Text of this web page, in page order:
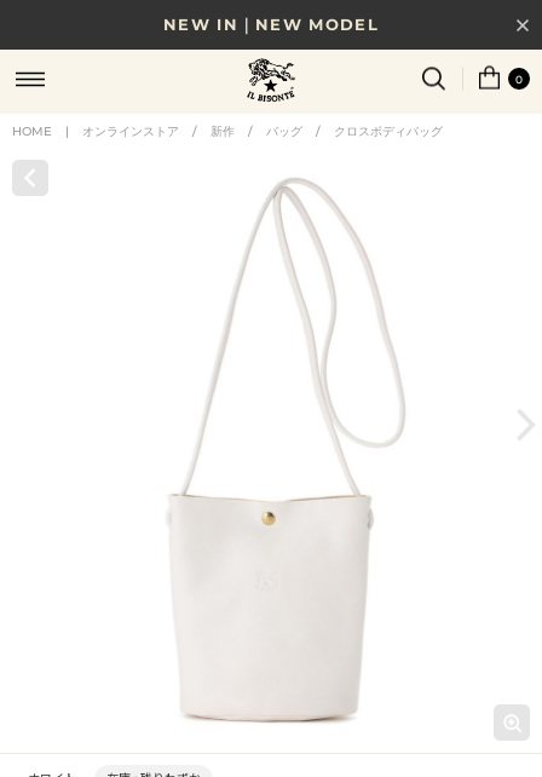
NEW IN｜NEW MODEL
8/17(月)10時まで｜税込11,000円以上で送料無料
贈る相手やシーンから選べる、新しいギフトガイド
0
HOME | オンラインストア / 新作 / バッグ / クロスボディバッグ